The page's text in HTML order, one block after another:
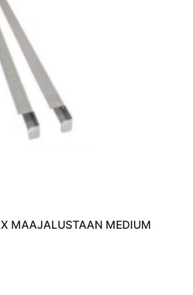
MAAJALUSTAAN MEDIUM